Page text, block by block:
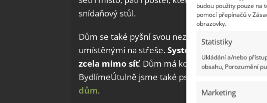
budou použity pouze na
pomocí přepínačů v
obrazovky.
Statistiky
Ukládání a/nebo
obsahu, Porozumění
Marketing
snídaňový stůl.
Dům se také pyšní svou nezávislostí a
umístěnými na střeše.Systém zachycování
zcela mimo síť. Dům má kovové kryty, které
BydlímeÚtulně jsme také psali o manželích, kteří
dům.